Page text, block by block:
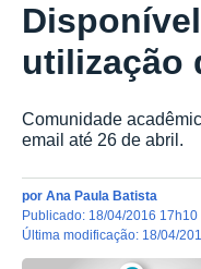
utilização
Comunidade
email até 26 de abril.
por Ana Paula Batista
publicado: 18/04/2016 17h10
última modificação: 18/04/